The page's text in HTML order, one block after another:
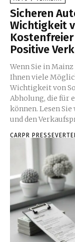
Sicheren
Wichtigkeit
Positive
Wenn Sie in
Ihnen viele
Wichtigkeit von
Abholung, die für
können. Lesen
und den
CARPR